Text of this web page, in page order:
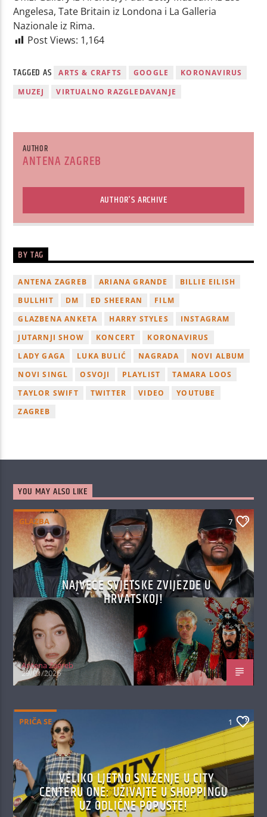
Angelesa, Tate Britain iz Londona i La Galleria
Nazionale iz Rima.
Post Views: 1,164
TAGGED AS ARTS & CRAFTS GOOGLE
KORONAVIRUS
MUZEJ
VIRTUALNO RAZGLEDAVANJE
AUTHOR
ANTENA ZAGREB
AUTHOR'S ARCHIVE
BY TAG
ANTENA ZAGREB ARIANA GRANDE
BILLIE EILISH
BULLHIT
DM ED SHEERAN
FILM
GLAZBENA ANKETA
HARRY STYLES
INSTAGRAM
JUTARNJI SHOW
KONCERT
KORONAVIRUS
LADY GAGA
LUKA BULIĆ NAGRADA
NOVI ALBUM
NOVI SINGL
OSVOJI PLAYLIST
TAMARA LOOS
TAYLOR SWIFT
TWITTER VIDEO
YOUTUBE
ZAGREB
YOU MAY ALSO LIKE
GLAZBA 7
NAJVEĆE SVJETSKE ZVIJEZDE U
HRVATSKOJ!
Antena Zagreb
29/01/2026
PRIČA SE 1
VELIKO LJETNO SNIŽENJE U CITY
CENTERU ONE: UŽIVAJTE U SHOPPINGU
UZ ODLIČNE POPUSTE!